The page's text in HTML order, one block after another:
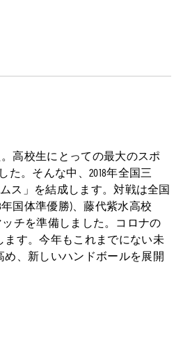
高校生にとっての最大のスポ
。そんな中、2018年全国三
ス」を結成します。対戦は全国
国体準優勝)、藤代紫水高校
チを準備しました。コロナの
す。今年もこれまでにない未
、新しいハンドボールを展開